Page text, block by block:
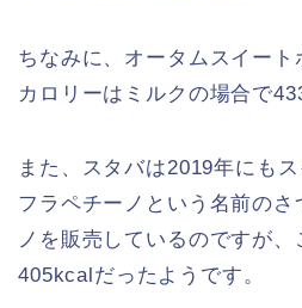
ちなみに、オータムスイー
カロリーはミルクの場合で
また、スタバは2019年にも
フラペチーノという名前の
ノを販売しているのですが
405kcalだったようです。